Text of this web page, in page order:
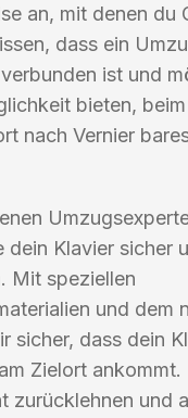
an, mit denen du
dass ein
ist und
bieten, beim
nach Vernier
dein Klavier sicher
Mit speziellen
und dem
sicher, dass dein
Zielort ankommt.
zurücklehnen und